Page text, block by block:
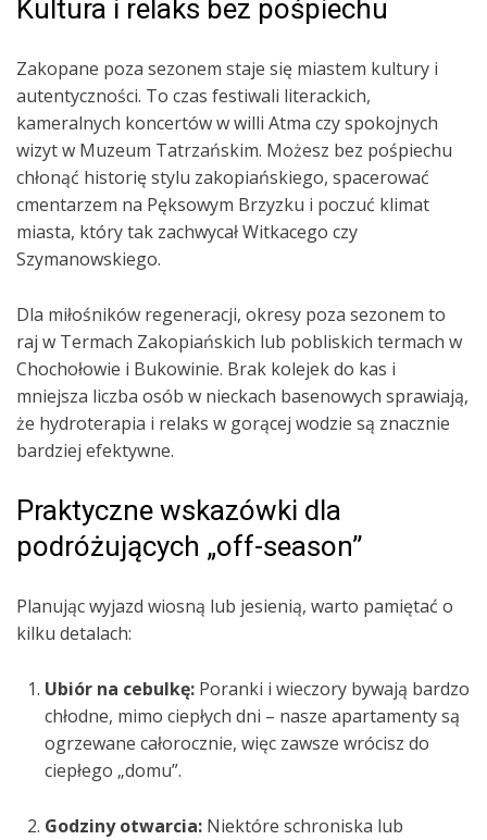
Kultura i relaks bez pośpiechu
Zakopane poza sezonem staje się miastem kultury i
autentyczności. To czas festiwali literackich,
kameralnych koncertów w willi Atma czy spokojnych
wizyt w Muzeum Tatrzańskim. Możesz bez pośpiechu
chłonąć historię stylu zakopiańskiego, spacerować
cmentarzem na Pęksowym Brzyzku i poczuć klimat
miasta, który tak zachwycał Witkacego czy
Szymanowskiego.
Dla miłośników regeneracji, okresy poza sezonem to
raj w Termach Zakopiańskich lub pobliskich termach w
Chochołowie i Bukowinie. Brak kolejek do kas i
mniejsza liczba osób w nieckach basenowych sprawiają,
że hydroterapia i relaks w gorącej wodzie są znacznie
bardziej efektywne.
Praktyczne wskazówki dla
podróżujących „off-season”
Planując wyjazd wiosną lub jesienią, warto pamiętać o
kilku detalach:
Ubiór na cebulkę: Poranki i wieczory bywają bardzo
chłodne, mimo ciepłych dni – nasze apartamenty są
ogrzewane całorocznie, więc zawsze wrócisz do
ciepłego „domu”.
Godziny otwarcia: Niektóre schroniska lub